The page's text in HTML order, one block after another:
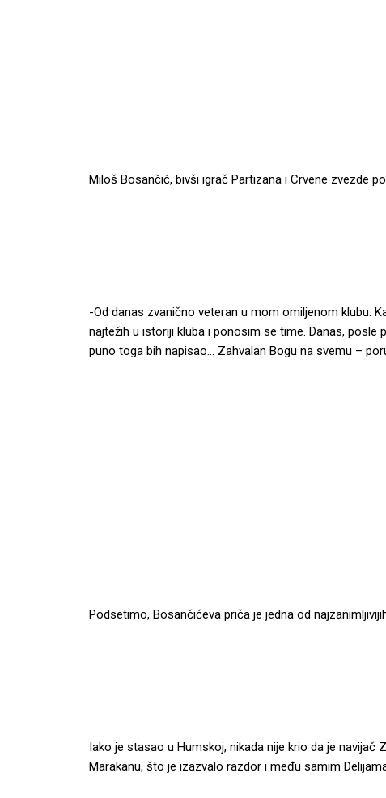
Miloš Bosančić, bivši igrač Partizana i Crvene zvezde
-Od danas zvanično veteran u mom omiljenom klubu.
najtežih u istoriji kluba i ponosim se time. Danas,
puno toga bih napisao… Zahvalan Bogu na svemu –
Podsetimo, Bosančićeva priča je jedna od
Iako je stasao u Humskoj, nikada nije krio da je
Marakanu, što je izazvalo razdor i među samim